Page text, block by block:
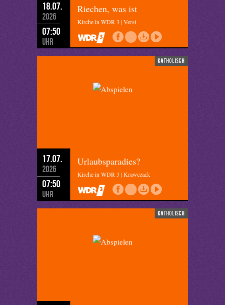
18.07.
2026
07:50
Uhr
Riechen, was ist
Kirche in WDR 3 | Verst
katholisch
17.07.
2026
07:50
Uhr
Urlaubsparadies?
Kirche in WDR 3 | Krawczack
katholisch